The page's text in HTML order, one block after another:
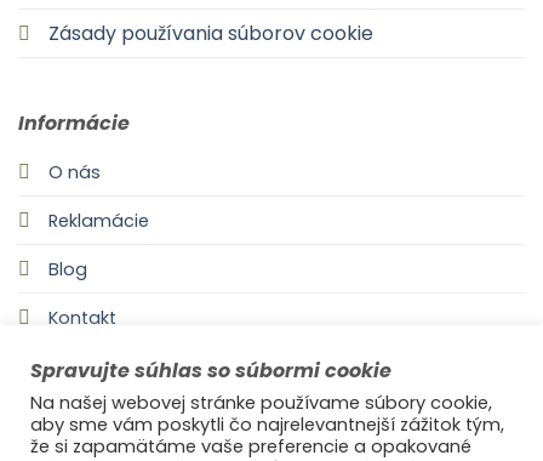
Zásady používania súborov cookie
Informácie
O nás
Reklamácie
Blog
Kontakt
Spravujte súhlas so súbormi cookie
Na našej webovej stránke používame súbory cookie,
aby sme vám poskytli čo najrelevantnejší zážitok tým,
že si zapamätáme vaše preferencie a opakované